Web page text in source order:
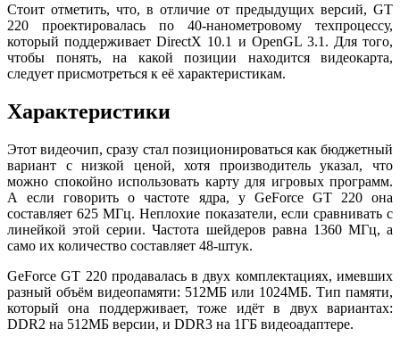
Стоит отметить, что, в отличие от предыдущих версий, GT
220 проектировалась по 40-нанометровому техпроцессу,
который поддерживает DirectX 10.1 и OpenGL 3.1. Для того,
чтобы понять, на какой позиции находится видеокарта,
следует присмотреться к её характеристикам.
Характеристики
Этот видеочип, сразу стал позиционироваться как бюджетный
вариант с низкой ценой, хотя производитель указал, что
можно спокойно использовать карту для игровых программ.
А если говорить о частоте ядра, у GeForce GT 220 она
составляет 625 МГц. Неплохие показатели, если сравнивать с
линейкой этой серии. Частота шейдеров равна 1360 МГц, а
само их количество составляет 48-штук.
GeForce GT 220 продавалась в двух комплектациях, имевших
разный объём видеопамяти: 512МБ или 1024МБ. Тип памяти,
который она поддерживает, тоже идёт в двух вариантах:
DDR2 на 512МБ версии, и DDR3 на 1ГБ видеоадаптере.